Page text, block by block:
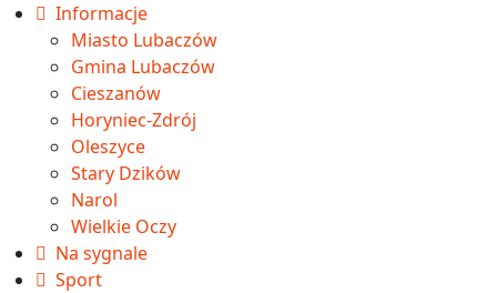
Informacje
Miasto Lubaczów
Gmina Lubaczów
Cieszanów
Horyniec-Zdrój
Oleszyce
Stary Dzików
Narol
Wielkie Oczy
Na sygnale
Sport